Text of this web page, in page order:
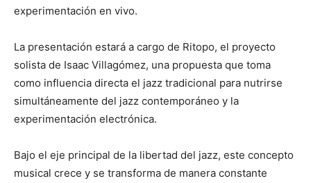
experimentación en vivo.
La presentación estará a cargo de Ritopo, el proyecto
solista de Isaac Villagómez, una propuesta que toma
como influencia directa el jazz tradicional para nutrirse
simultáneamente del jazz contemporáneo y la
experimentación electrónica.
Bajo el eje principal de la libertad del jazz, este concepto
musical crece y se transforma de manera constante